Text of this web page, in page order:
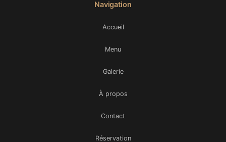
Navigation
Accueil
Menu
Galerie
À propos
Contact
Réservation